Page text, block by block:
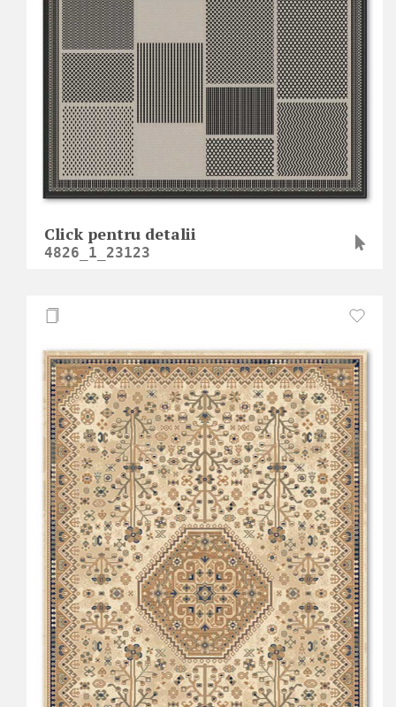
Click pentru detalii
4826_1_23123